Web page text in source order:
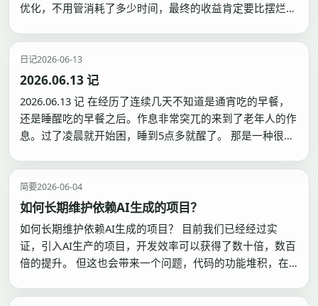
优化，不用管消耗了多少时间，最终的收益肯定要比摆烂强
除的时候，总要考虑到未来是否能够用到，很多的代码逻辑
就留着了。 虽然我会定期重构代码，但不会动这些成块成
块的业务…
日记2026-06-13
2026.06.13 记
2026.06.13 记 在经历了连续几天不知道是通宵吃的早餐，
还是睡醒吃的早餐之后。作息非常突兀的来到了老年人的作
息。过了凌晨就开始困，睡到5点多就醒了。 那是一种很诡
在睡觉前，安排好codex的工作任务，然后睡醒了检查
codex的完成情况。 更大的区别是我丧失了…
简要2026-06-04
如何长期维护依赖AI生成的项目？
如何长期维护依赖AI生成的项目？ 目前我们已经经过实
证，引入AI生产的项目，开发效率可以获得了数十倍，数百
倍的提升。 但这也会带来一个问题，代码的功能堆积，在
AI 把软件工程里原本缓慢积累的复杂度，压缩到了极短时